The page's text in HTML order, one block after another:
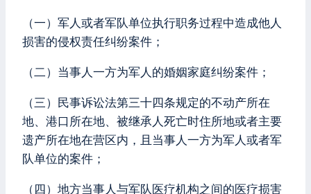
（一）军人或者军队单位执行职务过程中造成他人
损害的侵权责任纠纷案件；
（二）当事人一方为军人的婚姻家庭纠纷案件；
（三）民事诉讼法第三十四条规定的不动产所在
地、港口所在地、被继承人死亡时住所地或者主要
遗产所在地在营区内，且当事人一方为军人或者军
队单位的案件；
（四）地方当事人与军队医疗机构之间的医疗损害